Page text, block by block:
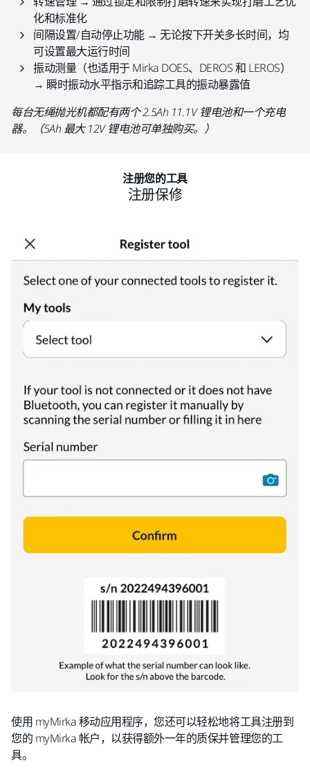
化和标准化
间隔设置/自动停止功能 → 无论按下开关多长时间，均
可设置最大运行时间
振动测量（也适用于 Mirka DOES、DEROS 和 LEROS）
→ 瞬时振动水平指示和追踪工具的振动暴露值
每台无绳抛光机都配有两个 2.5Ah 11.1V 锂电池和一个充电
器。（5Ah 最大 12V 锂电池可单独购买。）
注册您的工具
注册保修
使用 myMirka 移动应用程序，您还可以轻松地将工具注册到
您的 myMirka 帐户，以获得额外一年的质保并管理您的工
具。